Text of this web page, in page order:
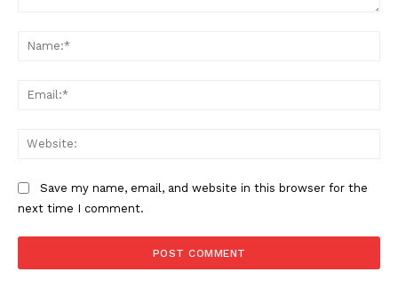
Save my name, email, and website in this browser for the
next time I comment.